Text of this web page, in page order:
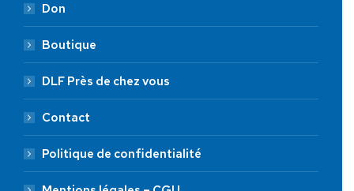
Don
Boutique
DLF Près de chez vous
Contact
Politique de confidentialité